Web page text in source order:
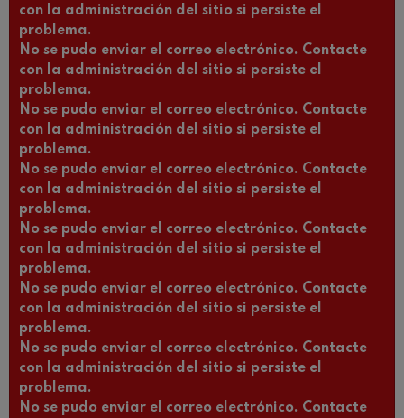
con la administración del sitio si persiste el
problema.
No se pudo enviar el correo electrónico. Contacte
con la administración del sitio si persiste el
problema.
No se pudo enviar el correo electrónico. Contacte
con la administración del sitio si persiste el
problema.
No se pudo enviar el correo electrónico. Contacte
con la administración del sitio si persiste el
problema.
No se pudo enviar el correo electrónico. Contacte
con la administración del sitio si persiste el
problema.
No se pudo enviar el correo electrónico. Contacte
con la administración del sitio si persiste el
problema.
No se pudo enviar el correo electrónico. Contacte
con la administración del sitio si persiste el
problema.
No se pudo enviar el correo electrónico. Contacte